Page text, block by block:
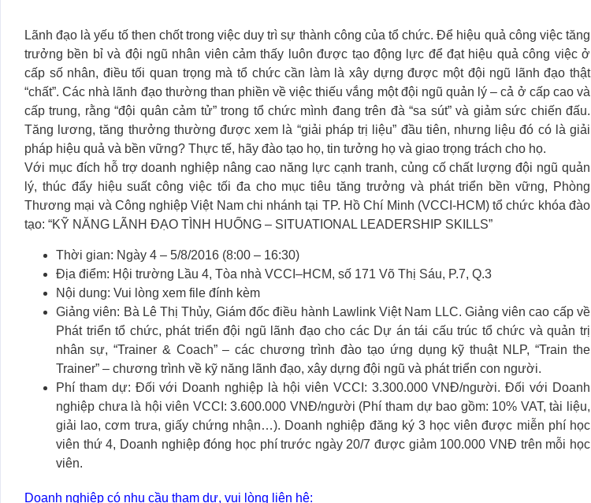
Lãnh đạo là yếu tố then chốt trong việc duy trì sự thành công của tổ chức. Để hiệu quả công việc tăng
trưởng bền bỉ và đội ngũ nhân viên cảm thấy luôn được tạo động lực để đạt hiệu quả công việc ở
cấp số nhân, điều tối quan trọng mà tổ chức cần làm là xây dựng được một đội ngũ lãnh đạo thật
“chất”. Các nhà lãnh đạo thường than phiền về việc thiếu vắng một đội ngũ quản lý – cả ở cấp cao và
cấp trung, rằng “đội quân cảm tử” trong tổ chức mình đang trên đà “sa sút” và giảm sức chiến đấu.
Tăng lương, tăng thưởng thường được xem là “giải pháp trị liệu” đầu tiên, nhưng liệu đó có là giải
pháp hiệu quả và bền vững? Thực tế, hãy đào tạo họ, tin tưởng họ và giao trọng trách cho họ.
Với mục đích hỗ trợ doanh nghiệp nâng cao năng lực cạnh tranh, củng cố chất lượng đội ngũ quản
lý, thúc đẩy hiệu suất công việc tối đa cho mục tiêu tăng trưởng và phát triển bền vững, Phòng
Thương mại và Công nghiệp Việt Nam chi nhánh tại TP. Hồ Chí Minh (VCCI-HCM) tổ chức khóa đào
tạo: “KỸ NĂNG LÃNH ĐẠO TÌNH HUỐNG – SITUATIONAL LEADERSHIP SKILLS”
Thời gian: Ngày 4 – 5/8/2016 (8:00 – 16:30)
Địa điểm: Hội trường Lầu 4, Tòa nhà VCCI–HCM, số 171 Võ Thị Sáu, P.7, Q.3
Nội dung: Vui lòng xem file đính kèm
Giảng viên: Bà Lê Thị Thủy, Giám đốc điều hành Lawlink Việt Nam LLC. Giảng viên cao cấp về
Phát triển tổ chức, phát triển đội ngũ lãnh đạo cho các Dự án tái cấu trúc tổ chức và quản trị
nhân sự, “Trainer & Coach” – các chương trình đào tạo ứng dụng kỹ thuật NLP, “Train the
Trainer” – chương trình về kỹ năng lãnh đạo, xây dựng đội ngũ và phát triển con người.
Phí tham dự: Đối với Doanh nghiệp là hội viên VCCI: 3.300.000 VNĐ/người. Đối với Doanh
nghiệp chưa là hội viên VCCI: 3.600.000 VNĐ/người (Phí tham dự bao gồm: 10% VAT, tài liệu,
giải lao, cơm trưa, giấy chứng nhận…). Doanh nghiệp đăng ký 3 học viên được miễn phí học
viên thứ 4, Doanh nghiệp đóng học phítrước ngày 20/7được giảm 100.000 VNĐ trên mỗi học
viên.
Doanh nghiệp có nhu cầu tham dự, vui lòng liên hệ: